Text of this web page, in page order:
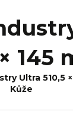
145
Ultra 510,5 ×
Kůže